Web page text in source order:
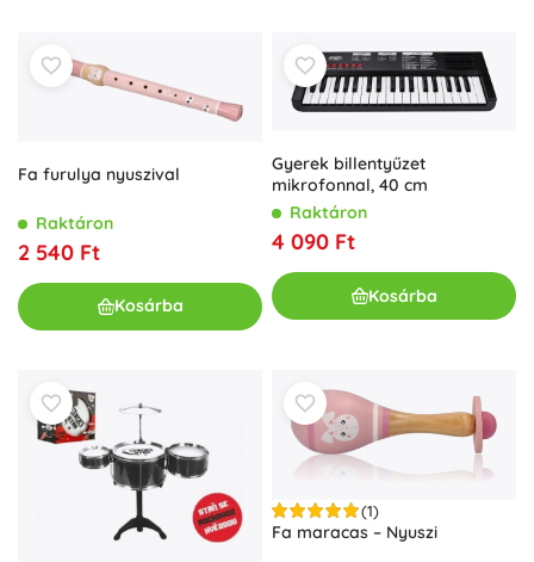
Fa furulya nyuszival
Raktáron
2 540 Ft
Kosárba
Gyerek billentyűzet
mikrofonnal, 40 cm
Raktáron
4 090 Ft
Kosárba
(1)
Fa maracas – Nyuszi